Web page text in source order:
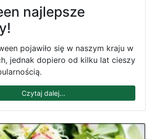
najlepsze
pojawiło się w naszym kraju w
jednak dopiero od kilku lat cieszy
Czytaj dalej...